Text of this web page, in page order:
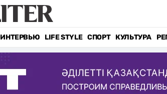
ИНТЕРВЬЮ LIFE STYLE СПОРТ КУЛЬТУРА